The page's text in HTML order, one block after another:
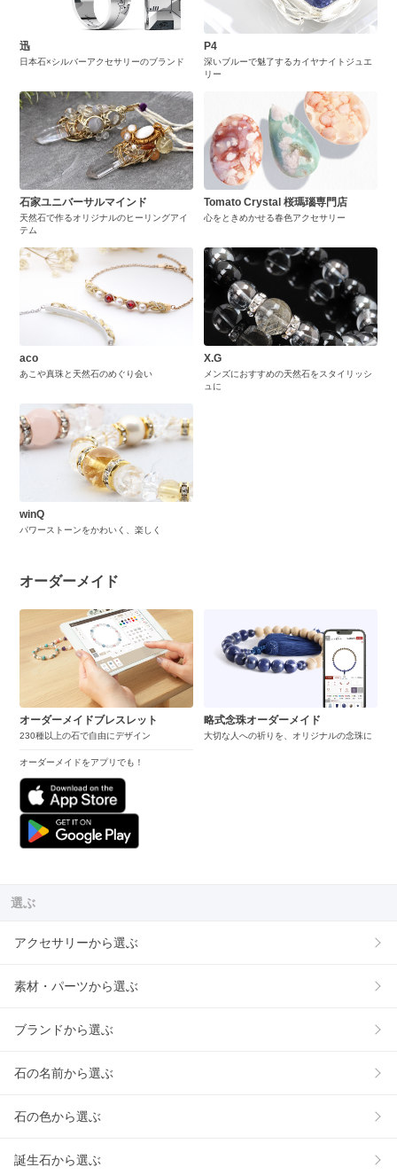
迅
日本石×シルバーアクセサリーのブランド
P4
深いブルーで魅了するカイヤナイトジュエ
リー
石家ユニバーサルマインド
天然石で作るオリジナルのヒーリングアイ
テム
Tomato Crystal 桜瑪瑙専門店
心をときめかせる春色アクセサリー
aco
あこや真珠と天然石のめぐり会い
X.G
メンズにおすすめの天然石をスタイリッシ
ュに
winQ
パワーストーンをかわいく、楽しく
オーダーメイド
オーダーメイドブレスレット
230種以上の石で自由にデザイン
オーダーメイドをアプリでも！
略式念珠オーダーメイド
大切な人への祈りを、オリジナルの念珠に
選ぶ
アクセサリーから選ぶ
素材・パーツから選ぶ
ブランドから選ぶ
石の名前から選ぶ
石の色から選ぶ
誕生石から選ぶ